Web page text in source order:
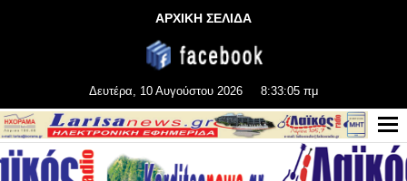
ΑΡΧΙΚΗ ΣΕΛΙΔΑ
Δευτέρα, 10 Αυγούστου 2026 8:33:05 πμ